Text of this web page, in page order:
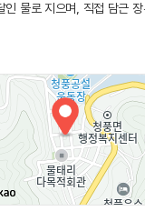
인 물로 지으며, 직접 담근
. 매장은 현대적인 단독 건물
맛을 내는 데 집중한다.